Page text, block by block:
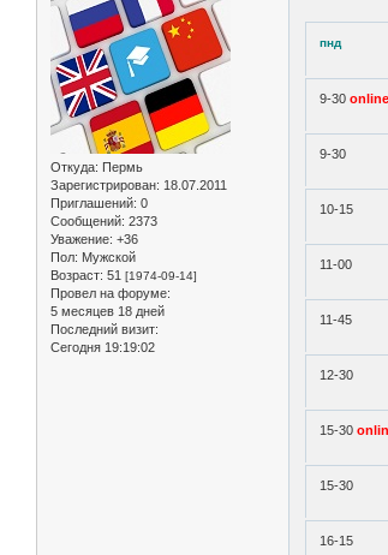
Откуда: Пермь
Зарегистрирован: 18.07.2011
Приглашений: 0
Сообщений: 2373
Уважение: +36
Пол: Мужской
Возраст: 51 [1974-09-14]
Провел на форуме:
5 месяцев 18 дней
Последний визит:
Сегодня 19:19:02
пнд
9-30online
9-30
10-15
11-00
11-45
12-30
15-30
15-30
16-15